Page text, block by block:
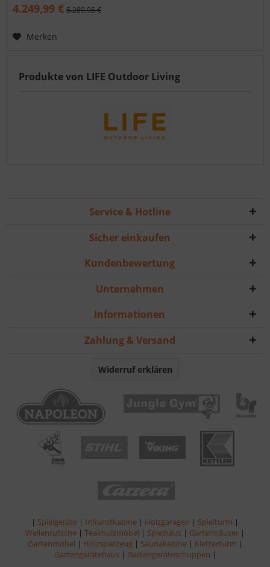
4.249,99 € 5.289,95 €
Merken
Produkte von LIFE Outdoor Living
Service & Hotline
Sicher einkaufen
Kundenbewertung
Unternehmen
Informationen
Zahlung & Versand
Widerruf erklären
| Spielgeräte | Infrarotkabine | Holzgaragen | Spielturm |
Wellenrutsche | Teakholzmöbel | Spielhaus | Gartenhäuser |
Gartenmöbel | Holzspielzeug | Saunakabine | Kletterturm |
Gartengerätehaus | Gartengeräteschuppen |